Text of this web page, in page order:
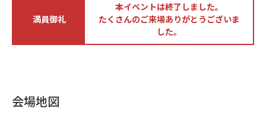
満員御礼
本イベントは終了しました。
たくさんのご来場ありがとうございま
した。
会場地図